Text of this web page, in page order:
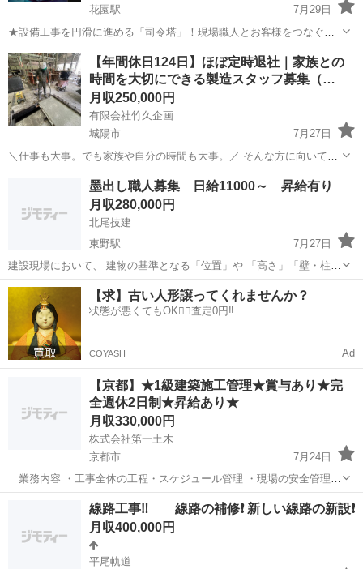
花園駅
7月29日
★設備工事を円滑に進める「司令塔」！現場職人とお客様をつなぐお
仕事です ★未経験歓迎・ベテラン社員の同行からスタートで安心♪ ★
創業1931年の歴史ある安定企業！ ■ 仕事内容 工事の施工管理をお願い
いたします。...
京都 京都市 花園駅 施工管理 未経験
【年間休日124日】ほぼ定時退社｜家族との
時間を大切にできる製造スタッフ募集（…
月収250,000円
有限会社竹久企画
城陽市
7月27日
＼仕事も大事。でも家族や自分の時間も大事。／ そんな方に向いてい
る職場です。 有限会社竹久企画 京都工場では、 高速道路や建物に使
われるコンクリート製品を製造しています。 創業25年以上。 大手上場
企業との取引があり、...
城陽市 土木 未経験
墨出し職人募集 日給11000～ 昇給有り
月収280,000円
北尾技建
東野駅
7月27日
建設現場において、 建物の基準となる「位置」や 「高さ」「壁・柱の
ライン」を正確に出す仕事です。 図面をもとに、 建物の土台となる位
置や基準線（墨）を現場に記し、 職人さんたちが正しく施工できるよ
うサポートします。 いわ...
京都 京都市 東野駅 測量 職人
【求】古い人形譲ってくれませんか？
状態が悪くてもOK🙆‍♀️査定0円‼️
COYASH Ad
【京都】★1級建築施工管理★賞与あり★完
全週休2日制★昇給あり★
月収330,000円
株式会社第一土木
京都市
7月24日
業務内容 ・工事全体の工程・スケジュール管理 ・現場の安全管理・
品質管理 ・作業員・協力会社との打ち合わせ、調整 ・施工計画書・予
算書などの各種書類作成 ・発注者（国・自治体・民間）との折衝業務
勤務地...
京都市 施工管理
線路工事‼️ 線路の補修❗️ 新しい線路の新設❗️
月収400,000円
平尾軌道